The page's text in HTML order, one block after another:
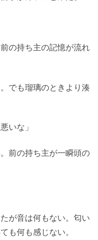
の持ち主の記憶が流れ
でも瑠璃のときより湊
いな」
前の持ち主が一瞬頭の
が音は何もない。匂い
も何も感じない。